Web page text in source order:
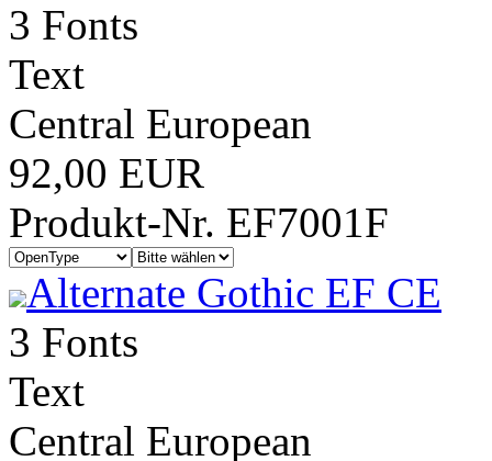
3 Fonts
Text
Central European
92,00 EUR
Produkt-Nr. EF7001F
Alternate Gothic EF CE
3 Fonts
Text
Central European